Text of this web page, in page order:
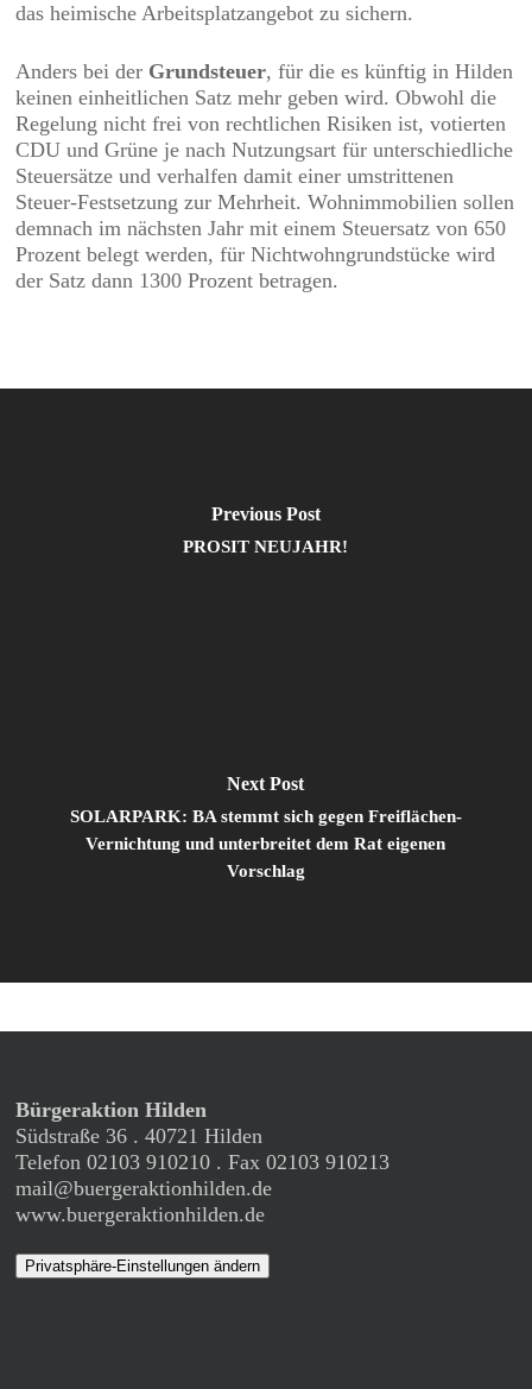
das heimische Arbeitsplatzangebot zu sichern.
Anders bei der Grundsteuer, für die es künftig in Hilden
keinen einheitlichen Satz mehr geben wird. Obwohl die
Regelung nicht frei von rechtlichen Risiken ist, votierten
CDU und Grüne je nach Nutzungsart für unterschiedliche
Steuersätze und verhalfen damit einer umstrittenen
Steuer-Festsetzung zur Mehrheit. Wohnimmobilien sollen
demnach im nächsten Jahr mit einem Steuersatz von 650
Prozent belegt werden, für Nichtwohngrundstücke wird
der Satz dann 1300 Prozent betragen.
Previous Post
PROSIT NEUJAHR!
Next Post
SOLARPARK: BA stemmt sich gegen Freiflächen-
Vernichtung und unterbreitet dem Rat eigenen
Vorschlag
Bürgeraktion Hilden
Südstraße 36 . 40721 Hilden
Telefon 02103 910210 . Fax 02103 910213
mail@buergeraktionhilden.de
www.buergeraktionhilden.de
Privatsphäre-Einstellungen ändern